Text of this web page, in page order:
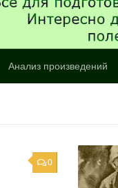
Анализ произведений
0